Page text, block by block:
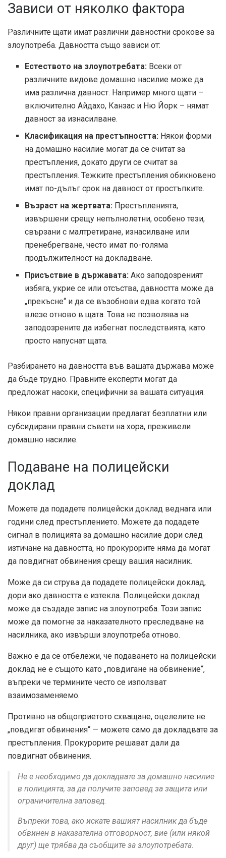
Зависи от няколко фактора
Различните щати имат различни давностни срокове за
злоупотреба. Давността също зависи от:
Естеството на злоупотребата: Всеки от
различните видове домашно насилие може да
има различна давност. Например много щати –
включително Айдахо, Канзас и Ню Йорк – нямат
давност за изнасилване.
Класификация на престъпността: Някои форми
на домашно насилие могат да се считат за
престъпления, докато други се считат за
престъпления. Тежките престъпления обикновено
имат по-дълъг срок на давност от простъпките.
Възраст на жертвата: Престъпленията,
извършени срещу непълнолетни, особено тези,
свързани с малтретиране, изнасилване или
пренебрегване, често имат по-голяма
продължителност на докладване.
Присъствие в държавата: Ако заподозреният
избяга, укрие се или отсъства, давността може да
„прекъсне“ и да се възобнови едва когато той
влезе отново в щата. Това не позволява на
заподозрените да избегнат последствията, като
просто напуснат щата.
Разбирането на давността във вашата държава може
да бъде трудно. Правните експерти могат да
предложат насоки, специфични за вашата ситуация.
Някои правни организации предлагат безплатни или
субсидирани правни съвети на хора, преживели
домашно насилие.
Подаване на полицейски
доклад
Можете да подадете полицейски доклад веднага или
години след престъплението. Можете да подадете
сигнал в полицията за домашно насилие дори след
изтичане на давността, но прокурорите няма да могат
да повдигнат обвинения срещу вашия насилник.
Може да си струва да подадете полицейски доклад,
дори ако давността е изтекла. Полицейски доклад
може да създаде запис на злоупотреба. Този запис
може да помогне за наказателното преследване на
насилника, ако извърши злоупотреба отново.
Важно е да се отбележи, че подаването на полицейски
доклад не е същото като „повдигане на обвинение“,
въпреки че термините често се използват
взаимозаменяемо.
Противно на общоприетото схващане, оцелелите не
„повдигат обвинения“ — можете само да докладвате за
престъпления. Прокурорите решават дали да
повдигнат обвинения.
Не е необходимо да докладвате за домашно насилие
в полицията, за да получите заповед за защита или
ограничителна заповед.
Въпреки това, ако искате вашият насилник да бъде
обвинен в наказателна отговорност, вие (или някой
друг) ще трябва да съобщите за злоупотребата.